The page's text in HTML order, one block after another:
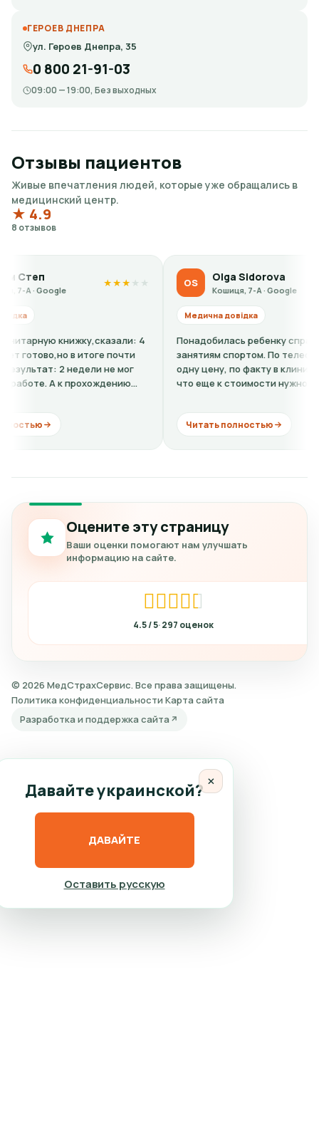
ГЕРОЕВ ДНЕПРА
ул. Героев Днепра, 35
0 800 21-91-03
09:00 — 19:00, Без выходных
Отзывы пациентов
Живые впечатления людей, которые уже обращались в
медицинский центр.
★ 4.9
8 отзывов
★
4
в итоге почти
недели не мог
прохождению
OS Olga Sidorova
Кошиця, 7-А · Google
★★
Медична довідка
Понадобилась ребенку справка-допуск к
занятиям спортом. По телефону говорили
одну цену, по факту в клинике оказалось,
что еще к стоимости нужно добавить
Читать полностью
Оцените эту страницу
Ваши оценки помогают нам улучшать
информацию на сайте.
4.5 297
© 2026 МедСтрахСервис. Все права защищены.
Политика конфиденциальности Карта сайта
Разработка и поддержка сайта
×
Давайте украинской?
ДАВАЙТЕ
Оставить русскую